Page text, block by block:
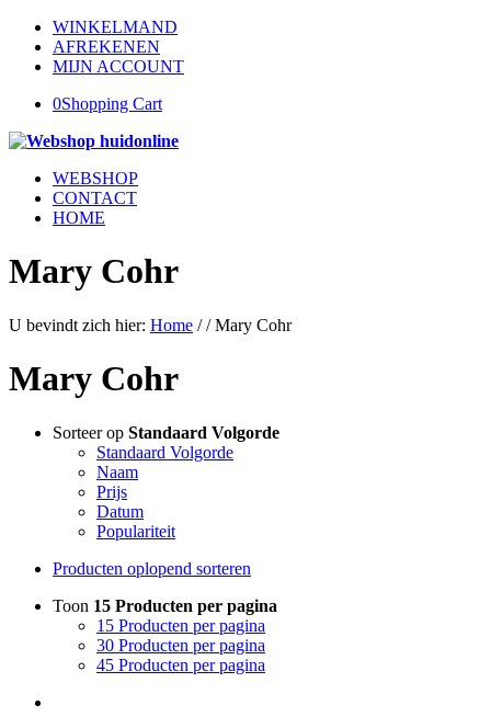
WINKELMAND
AFREKENEN
MIJN ACCOUNT
0Shopping Cart
WEBSHOP
CONTACT
HOME
Mary Cohr
U bevindt zich hier: Home / / Mary Cohr
Mary Cohr
Sorteer op Standaard Volgorde
Standaard Volgorde
Naam
Prijs
Datum
Populariteit
Producten oplopend sorteren
Toon 15 Producten per pagina
15 Producten per pagina
30 Producten per pagina
45 Producten per pagina